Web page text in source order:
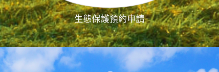
生態保護預約申請